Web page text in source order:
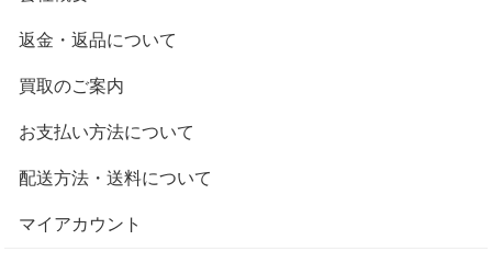
返金・返品について
買取のご案内
お支払い方法について
配送方法・送料について
マイアカウント